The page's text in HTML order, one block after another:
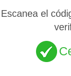
Escanea el